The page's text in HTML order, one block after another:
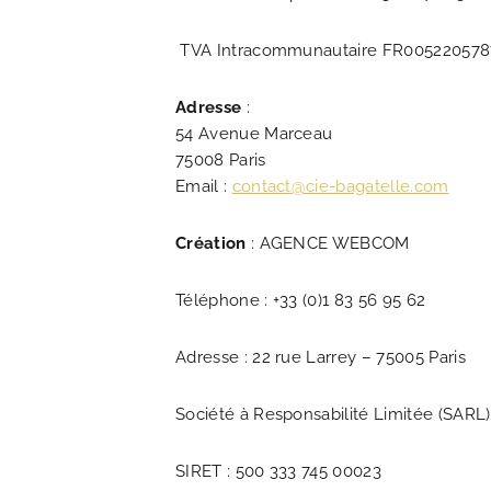
TVA Intracommunautaire
Adresse :
54 Avenue Marceau
75008 Paris
Email : contact@cie-bagatelle.com
Création : AGENCE WEBCOM
Téléphone : +33 (0)1 83 56 95 62
Adresse : 22 rue Larrey – 75005 Paris
Société à Responsabilité Limitée (SARL)
SIRET : 500 333 745 00023